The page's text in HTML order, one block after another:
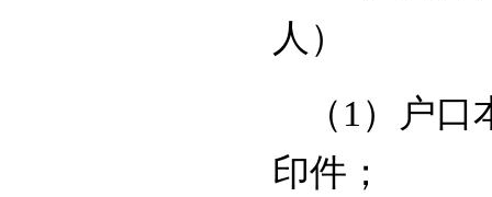
人）
（1）户
印件；